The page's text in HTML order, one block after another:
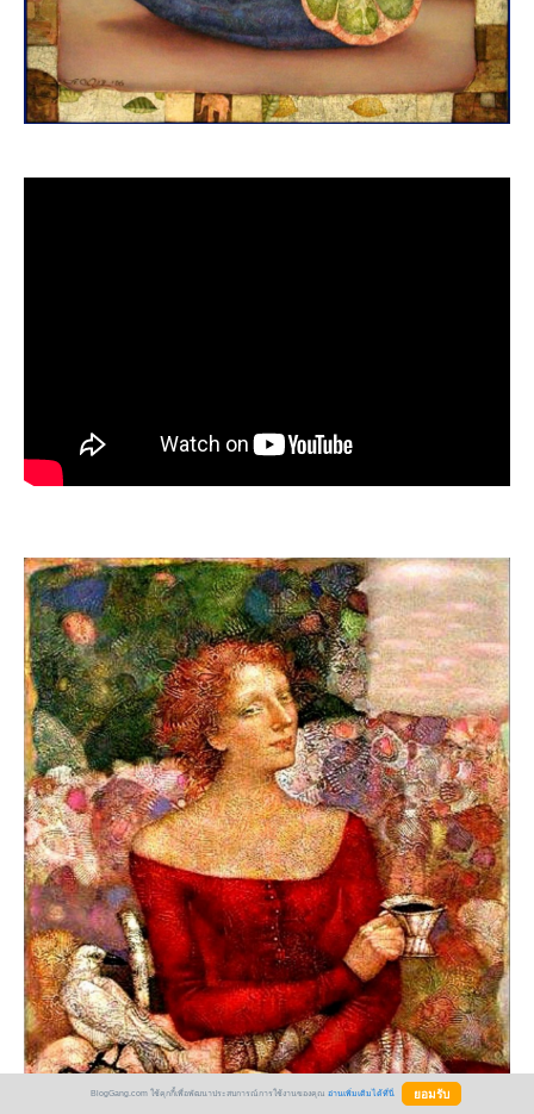
BlogGang.com ใช้คุกกี้เพื่อพัฒนาประสบการณ์การใช้งานของคุณ อ่านเพิ่มเติมได้ที่นี่